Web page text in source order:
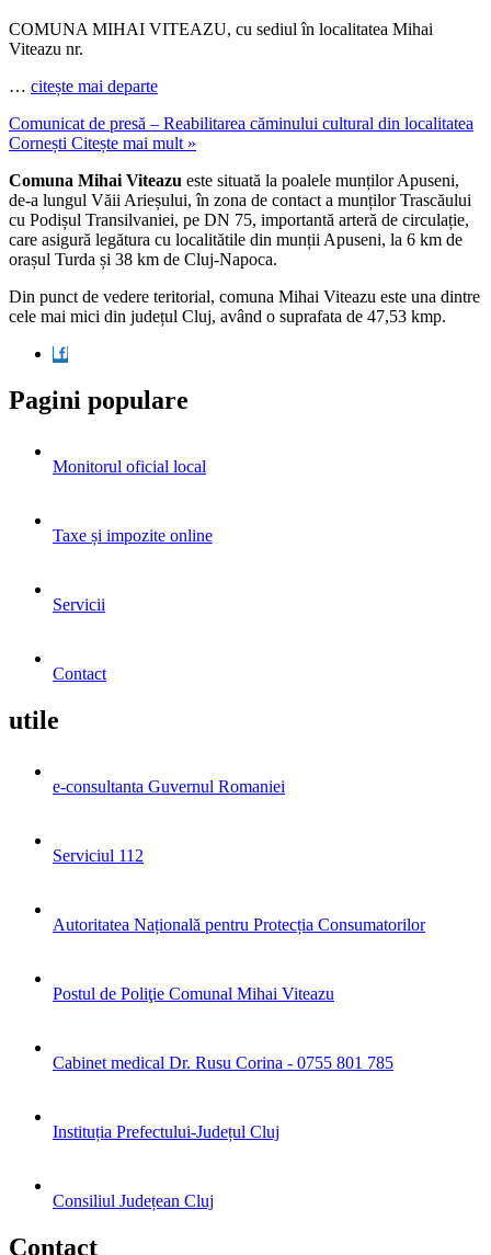
COMUNA MIHAI VITEAZU, cu sediul în localitatea Mihai
Viteazu nr.
… citește mai departe
Comunicat de presă – Reabilitarea căminului cultural din localitatea
Cornești Citește mai mult »
Comuna Mihai Viteazu este situată la poalele munților Apuseni,
de-a lungul Văii Arieșului, în zona de contact a munților Trascăului
cu Podișul Transilvaniei, pe DN 75, importantă arteră de circulație,
care asigură legătura cu localitătile din munții Apuseni, la 6 km de
orașul Turda și 38 km de Cluj-Napoca.
Din punct de vedere teritorial, comuna Mihai Viteazu este una dintre
cele mai mici din județul Cluj, având o suprafata de 47,53 kmp.
Pagini populare
Monitorul oficial local
Taxe și impozite online
Servicii
Contact
utile
e-consultanta Guvernul Romaniei
Serviciul 112
Autoritatea Națională pentru Protecția Consumatorilor
Postul de Poliţie Comunal Mihai Viteazu
Cabinet medical Dr. Rusu Corina - 0755 801 785
Instituția Prefectului-Județul Cluj
Consiliul Județean Cluj
Contact